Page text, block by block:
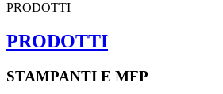
PRODOTTI
PRODOTTI
STAMPANTI E MFP